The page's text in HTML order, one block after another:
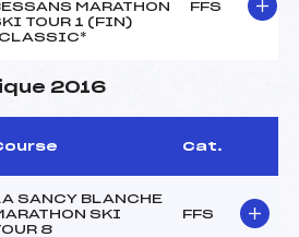
MARATHON
TOUR 1 (FIN)
FFS
2016
Cat.
SANCY BLANCHE
SKI
8
FFS